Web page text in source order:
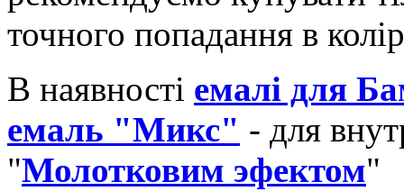
точного попадання в
В наявності емалі для
емаль "Микс" - для
"Молотковим эфектом"